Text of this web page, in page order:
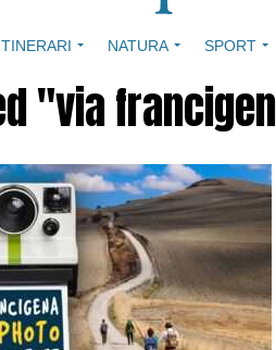
NATURA SPORT
"via